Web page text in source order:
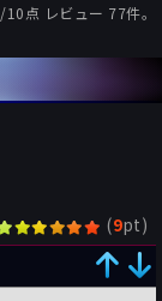
/10点 レビュー 77件。
(9pt)